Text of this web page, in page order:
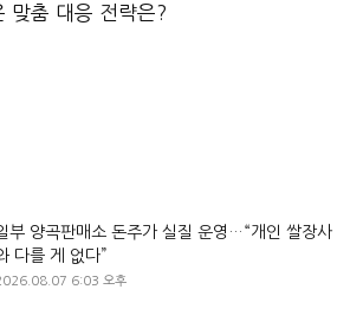
맞춤 대응 전략은?
부 양곡판매소 돈주가 실질 운영…“개인 쌀장사
다를 게 없다”
6:03 오후